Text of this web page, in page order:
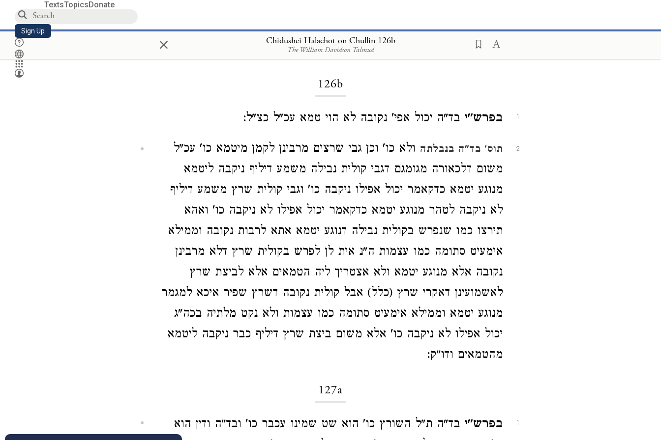
TextsTopicsDonate
Sign Up × Chidushei Halachot on Chullin 126b
The William Davidson Talmud
Loading...
126b
1 בפרש"י בד"ה יכול אפי' נקובה לא הוי טמא עכ"ל כצ"ל:
2 תוס' בד"ה בנבלתה ולא כו' וכן גבי שרצים מרבינן לקמן מיטמא כו' עכ"ל
משום דלכאורה מגומגם דגבי קולית נבילה משמע דיליף ניקבה ליטמא
מנוגע יטמא כדקאמר יכול אפילו ניקבה כו' וגבי קולית שרץ משמע דיליף
לא ניקבה לטהר מנוגע יטמא כדקאמר יכול אפילו לא ניקבה כו' ואהא
תירצו כמו שנפרש בקולית נבילה דנוגע יטמא אתא לרבות נקובה וממילא
אימעיט סתומה כמו עצמות ה"נ אית לן לפרש בקולית שרץ דלא מרבינן
נקובה אלא מנוגע יטמא ולא אצטריך ליה הטמאים אלא לביצת שרץ
לאשמועינן דאקרי שרץ (כלל) אבל קולית נקובה דשרץ שפיר איכא למגמר
מנוגע יטמא וממילא אימעיט סתומה כמו עצמות ולא נקט מלתיה בכה"ג
יכול אפילו לא ניקבה כו' אלא משום ביצת שרץ דיליף כבר ניקבה ליטמא
מהטמאים ודו"ק:
127a
1 בפרש"י בד"ה ת"ל השורץ כו' הוא שט שמינו עכבר כו' ובד"ה ודין הוא